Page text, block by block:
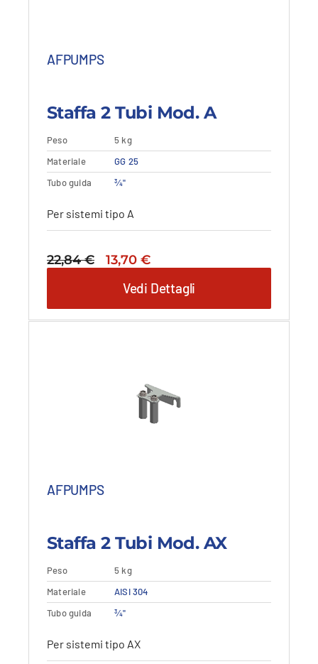
Aggiungi al carrello
AFPUMPS
Staffa 2 Tubi Mod. A
Peso
5 kg
Materiale
GG 25
Tubo guida
¾"
Per sistemi tipo A
22,84€
Il
originale
era:
22,84 €.
13,70€Il
attuale
è:
13,70 €.
Vedi Dettagli
Aggiungi al carrello
AFPUMPS
Staffa 2 Tubi Mod. AX
Peso
5 kg
Materiale
AISI 304
Tubo guida
¾"
Per sistemi tipo AX